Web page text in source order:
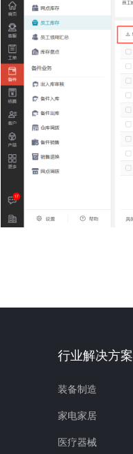
行业解决方案
装备制造
家电家居
医疗器械